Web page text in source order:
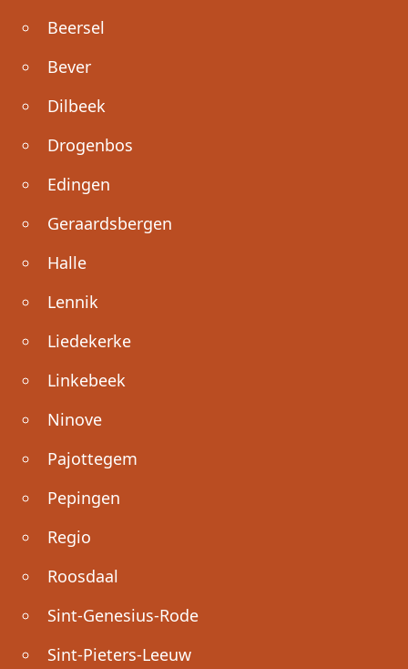
Beersel
Bever
Dilbeek
Drogenbos
Edingen
Geraardsbergen
Halle
Lennik
Liedekerke
Linkebeek
Ninove
Pajottegem
Pepingen
Regio
Roosdaal
Sint-Genesius-Rode
Sint-Pieters-Leeuw